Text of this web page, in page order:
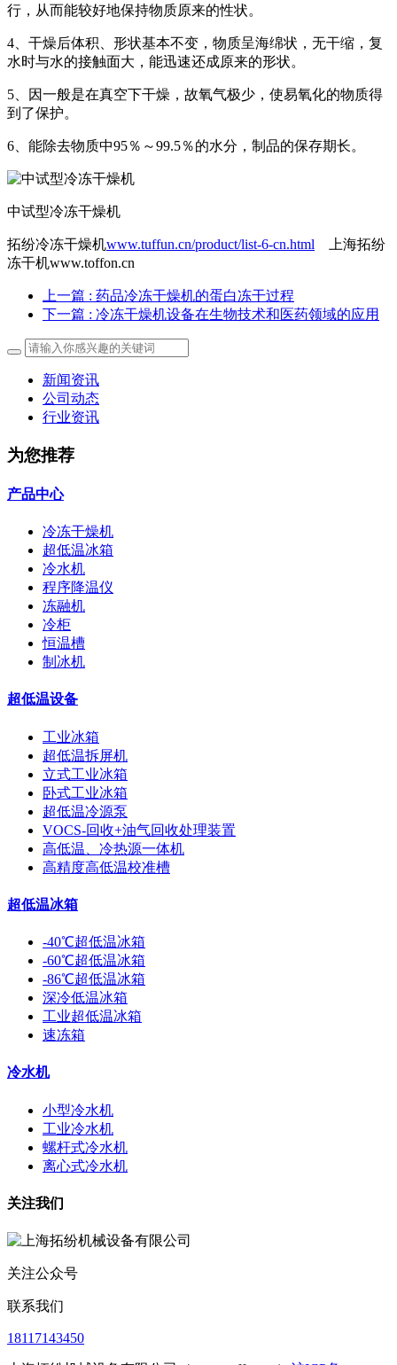
行，从而能较好地保持物质原来的性状。
4、干燥后体积、形状基本不变，物质呈海绵状，无干缩，复
水时与水的接触面大，能迅速还成原来的形状。
5、因一般是在真空下干燥，故氧气极少，使易氧化的物质得
到了保护。
6、能除去物质中95％～99.5％的水分，制品的保存期长。
中试型冷冻干燥机
拓纷冷冻干燥机www.tuffun.cn/product/list-6-cn.html 上海拓纷
冻干机www.toffon.cn
上一篇 : 药品冷冻干燥机的蛋白冻干过程
下一篇 : 冷冻干燥机设备在生物技术和医药领域的应用
新闻资讯
公司动态
行业资讯
为您推荐
产品中心
冷冻干燥机
超低温冰箱
冷水机
程序降温仪
冻融机
冷柜
恒温槽
制冰机
超低温设备
工业冰箱
超低温拆屏机
立式工业冰箱
卧式工业冰箱
超低温冷源泵
VOCS-回收+油气回收处理装置
高低温、冷热源一体机
高精度高低温校准槽
超低温冰箱
-40℃超低温冰箱
-60℃超低温冰箱
-86℃超低温冰箱
深冷低温冰箱
工业超低温冰箱
速冻箱
冷水机
小型冷水机
工业冷水机
螺杆式冷水机
离心式冷水机
关注我们
关注公众号
联系我们
18117143450